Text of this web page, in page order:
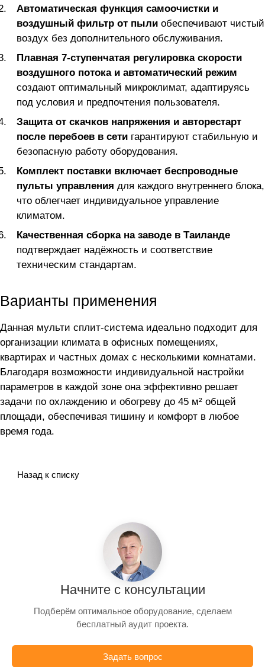
Автоматическая функция самоочистки и
воздушный фильтр от пыли обеспечивают чистый
воздух без дополнительного обслуживания.
Плавная 7-ступенчатая регулировка скорости
воздушного потока и автоматический режим
создают оптимальный микроклимат, адаптируясь
под условия и предпочтения пользователя.
Защита от скачков напряжения и авторестарт
после перебоев в сети гарантируют стабильную и
безопасную работу оборудования.
Комплект поставки включает беспроводные
пульты управления для каждого внутреннего блока,
что облегчает индивидуальное управление
климатом.
Качественная сборка на заводе в Таиланде
подтверждает надёжность и соответствие
техническим стандартам.
Варианты применения
Данная мульти сплит-система идеально подходит для
организации климата в офисных помещениях,
квартирах и частных домах с несколькими комнатами.
Благодаря возможности индивидуальной настройки
параметров в каждой зоне она эффективно решает
задачи по охлаждению и обогреву до 45 м² общей
площади, обеспечивая тишину и комфорт в любое
время года.
Назад к списку
Начните с консультации
Подберём оптимальное оборудование, сделаем
бесплатный аудит проекта.
Задать вопрос